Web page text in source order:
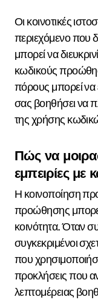
Οι κοινοτικές
περιεχόμενο που
μπορεί να
κωδικούς
πόρους μπορεί να
σας βοηθήσει να
της χρήσης
Πώς να
εμπειρίες
Η κοινοποίηση
προώθησης
κοινότητα. Όταν
συγκεκριμένοι
που
προκλήσεις που
λεπτομέρειας